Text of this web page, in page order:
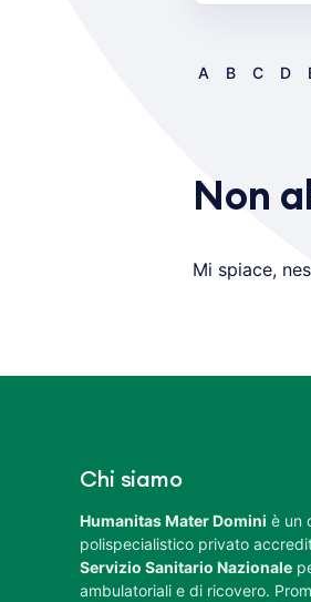
A B C D
Non
Mi spiace,
Chi siamo
Humanitas Mater Domini è un
polispecialistico privato
Servizio Sanitario Nazionale
ambulatoriali e di ricovero.